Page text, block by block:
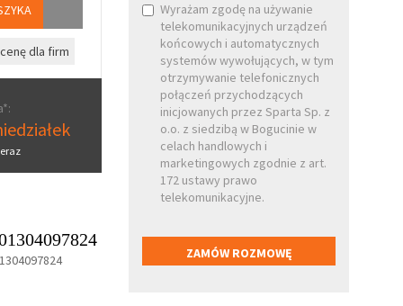
dla firm
Wyrażam zgodę na używanie
telekomunikacyjnych urządzeń
końcowych i automatycznych
systemów wywołujących, w tym
otrzymywanie telefonicznych
połączeń przychodzących
inicjowanych przez Sparta Sp. z
o.o. z siedzibą w Bogucinie w
celach handlowych i
marketingowych zgodnie z art.
172 ustawy prawo
telekomunikacyjne.